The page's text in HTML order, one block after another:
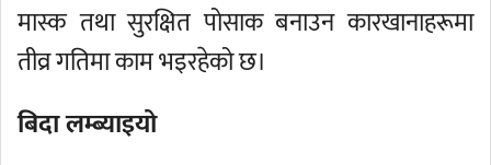
मास्क तथा सुरक्षित पोसाक बनाउन कारखानाहरूमा
तीव्र गतिमा काम भइरहेको छ।
बिदा लम्ब्याइयो